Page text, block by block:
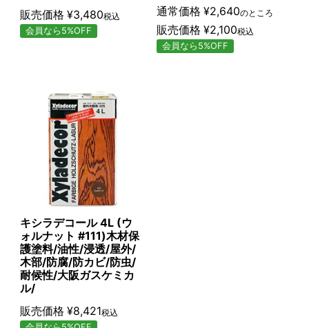
販売価格 ¥3,480税込
会員なら5%OFF
通常価格 ¥2,640のところ
販売価格 ¥2,100税込
会員なら5%OFF
キシラデコール 4L (ウ
ォルナット #111)木材保
護塗料/油性/浸透/屋外/
木部/防腐/防カビ/防虫/
耐候性/大阪ガスケミカ
ル/
販売価格 ¥8,421税込